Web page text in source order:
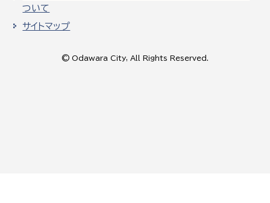
ついて
サイトマップ
© Odawara City, All Rights Reserved.